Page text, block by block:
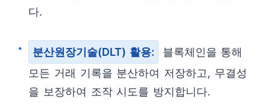
다.
분산원장기술(DLT) 활용:
블록체인을 통해
모든 거래 기록을 분산하여 저장하고, 무결성
을 보장하여 조작 시도를 방지합니다.